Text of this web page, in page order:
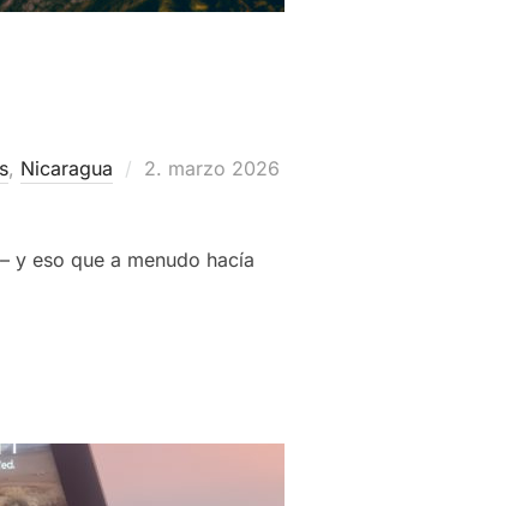
, Nicaragua
Publicado
2. marzo 2026
y eso que a menudo hacía